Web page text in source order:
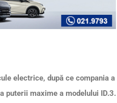
electrice, după ce compania a
puterii maxime a modelului ID.3.